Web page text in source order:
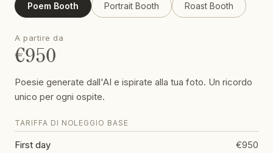
Poem Booth Portrait Booth Roast Booth
A partire da
€950
Poesie generate dall'AI e ispirate alla tua foto. Un ricordo
unico per ogni ospite.
TARIFFA DI NOLEGGIO BASE
First day €950